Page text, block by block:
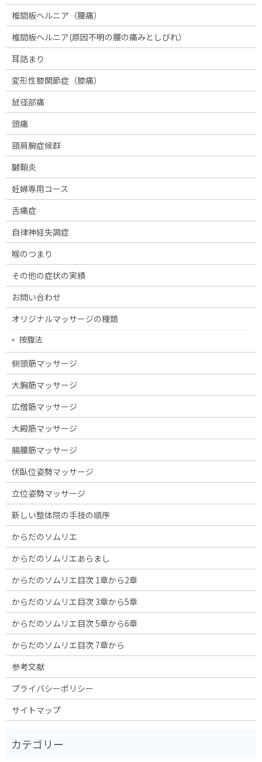
椎間板ヘルニア（腰痛）
椎間板ヘルニア(原因不明の腰の痛みとしびれ）
耳詰まり
変形性膝関節症（膝痛）
鼠径部痛
頭痛
頸肩腕症候群
腱鞘炎
妊婦専用コース
舌痛症
自律神経失調症
喉のつまり
その他の症状の実績
お問い合わせ
オリジナルマッサージの種類
按腹法
側頭筋マッサージ
大胸筋マッサージ
広僧筋マッサージ
大殿筋マッサージ
腸腰筋マッサージ
伏臥位姿勢マッサージ
立位姿勢マッサージ
新しい整体院の手技の順序
からだのソムリエ
からだのソムリエあらまし
からだのソムリエ目次 1章から2章
からだのソムリエ目次 3章から5章
からだのソムリエ目次 5章から6章
からだのソムリエ目次 7章から
参考文献
プライバシーポリシー
サイトマップ